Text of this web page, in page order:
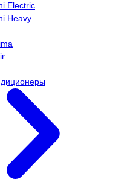
Electric
Heavy